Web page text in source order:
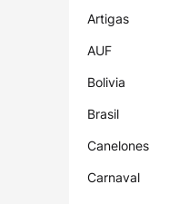
Artigas
AUF
Bolivia
Brasil
Canelones
Carnaval